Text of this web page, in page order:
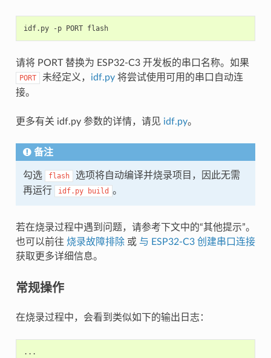
idf.py -p PORT flash
请将 PORT 替换为 ESP32-C3 开发板的串口名称。如果
PORT 未经定义， idf.py将尝试使用可用的串口自动连
接。
更多有关 idf.py 参数的详情，请见 idf.py。
备注
勾选 flash
选项将自动编译并烧录项目，因此无需
再运行
idf.py build 。
若在烧录过程中遇到问题，请参考下文中的“其他提示”。
也可以前往 烧录故障排除或 与 ESP32-C3 创建串口连接
获取更多详细信息。
常规操作
在烧录过程中，会看到类似如下的输出日志：
...